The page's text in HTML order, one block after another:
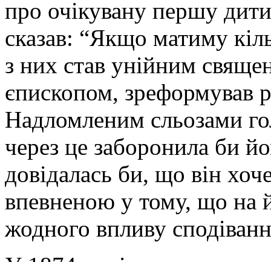
про очікувану першу
сказав: “Якщо матиму
з них став унійним
єпископом, зреформував
Надломленим сльозами
через це заборонила би
довідалась би, що він
впевненою у тому, що на
жодного впливу